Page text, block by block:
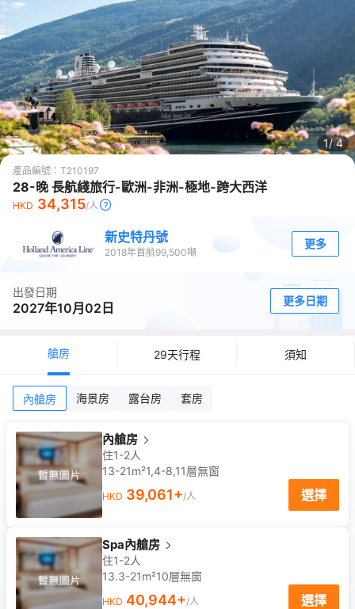
1/4
產品編號： T210197
28-晚 長航綫旅行-歐洲-非洲-極地-跨大西洋
HKD 34,315/人
新史特丹號
2018年首航99,500噸
更多
出發日期
2027年10月02日 更多日期
艙房 29天行程 須知
內艙房 海景房 露台房 套房
內艙房
住1-2人
13-21m²1,4-8,11層無窗
HKD 39,061+/人 選擇
Spa內艙房
住1-2人
13.3-21m²10層無窗
HKD 40,944+/人 選擇